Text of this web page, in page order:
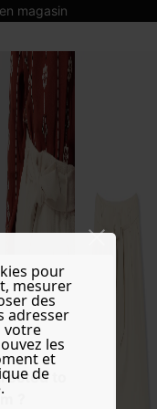
magasin
to
?
pour
mesurer
des
adresser
votre
les
et
de